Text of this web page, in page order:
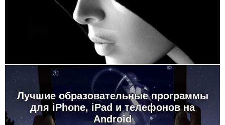
Лучшие образовательные программы
для iPhone, iPad и телефонов на
Android